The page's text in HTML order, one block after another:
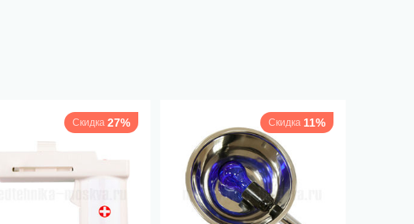
Скидка 27% Скидка 11%